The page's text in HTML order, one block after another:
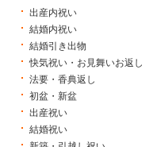
出産内祝い
結婚内祝い
結婚引き出物
快気祝い・お見舞いお返し
法要・香典返し
初盆・新盆
出産祝い
結婚祝い